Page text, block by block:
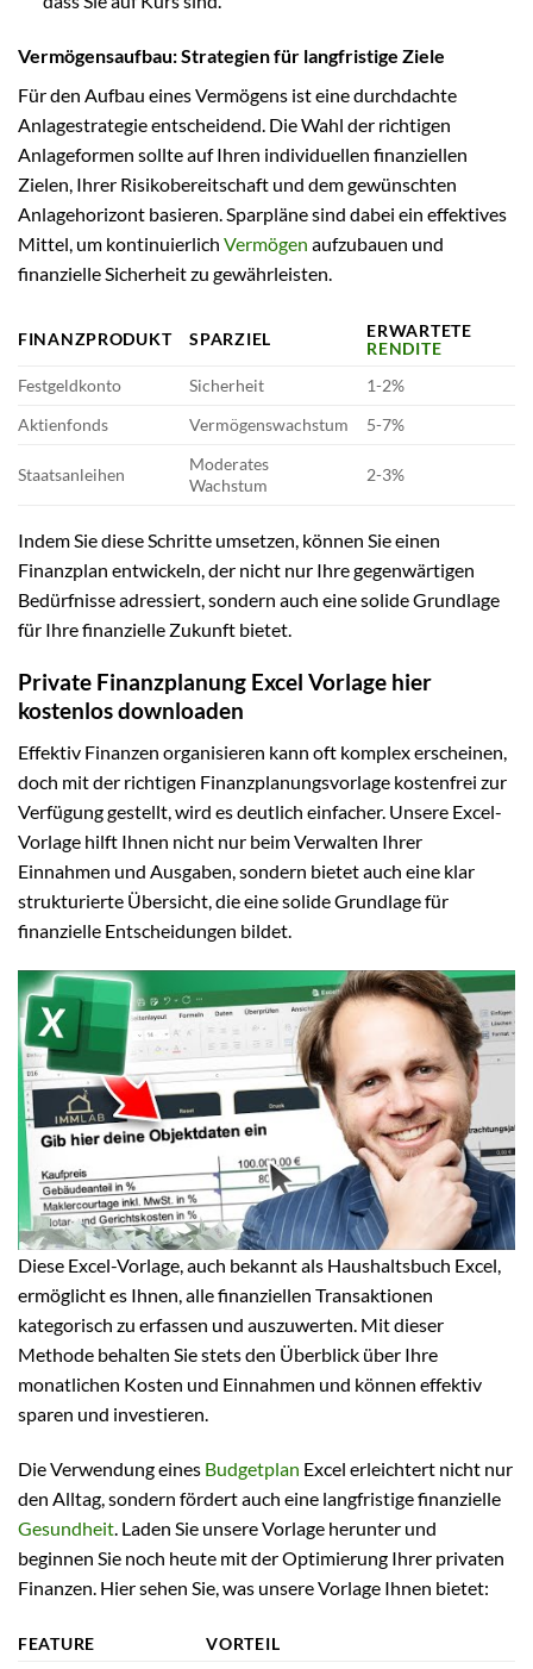
Vermögensaufbau: Strategien für langfristige Ziele
Für den Aufbau eines Vermögens ist eine durchdachte
Anlagestrategie entscheidend. Die Wahl der richtigen
Anlageformen sollte auf Ihren individuellen finanziellen
Zielen, Ihrer Risikobereitschaft und dem gewünschten
Anlagehorizont basieren. Sparpläne sind dabei ein effektives
Mittel, um kontinuierlich Vermögen aufzubauen und
finanzielle Sicherheit zu gewährleisten.
FINANZPRODUKT SPARZIEL
ERWARTETE
RENDITE
Festgeldkonto
Sicherheit
1-2%
Aktienfonds
Vermögenswachstum 5-7%
Staatsanleihen
Moderates
Wachstum
2-3%
Indem Sie diese Schritte umsetzen, können Sie einen
Finanzplan entwickeln, der nicht nur Ihre gegenwärtigen
Bedürfnisse adressiert, sondern auch eine solide Grundlage
für Ihre finanzielle Zukunft bietet.
Private Finanzplanung Excel Vorlage hier
kostenlos downloaden
Effektiv Finanzen organisieren kann oft komplex erscheinen,
doch mit der richtigen Finanzplanungsvorlage kostenfrei zur
Verfügung gestellt, wird es deutlich einfacher. Unsere Excel-
Vorlage hilft Ihnen nicht nur beim Verwalten Ihrer
Einnahmen und Ausgaben, sondern bietet auch eine klar
strukturierte Übersicht, die eine solide Grundlage für
finanzielle Entscheidungen bildet.
Diese Excel-Vorlage, auch bekannt als Haushaltsbuch Excel,
ermöglicht es Ihnen, alle finanziellen Transaktionen
kategorisch zu erfassen und auszuwerten. Mit dieser
Methode behalten Sie stets den Überblick über Ihre
monatlichen Kosten und Einnahmen und können effektiv
sparen und investieren.
Die Verwendung eines Budgetplan Excel erleichtert nicht nur
den Alltag, sondern fördert auch eine langfristige finanzielle
Gesundheit . Laden Sie unsere Vorlage herunter und
beginnen Sie noch heute mit der Optimierung Ihrer privaten
Finanzen. Hier sehen Sie, was unsere Vorlage Ihnen bietet:
FEATURE
VORTEIL